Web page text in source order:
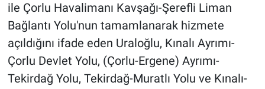
ile Çorlu Havalimanı Kavşağı-Şerefli Liman
Bağlantı Yolu'nun tamamlanarak hizmete
açıldığını ifade eden Uraloğlu, Kınalı Ayrımı-
Çorlu Devlet Yolu, (Çorlu-Ergene) Ayrımı-
Tekirdağ Yolu, Tekirdağ-Muratlı Yolu ve Kınalı-